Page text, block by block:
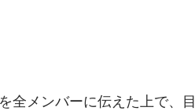
全メンバーに伝えた上で、目